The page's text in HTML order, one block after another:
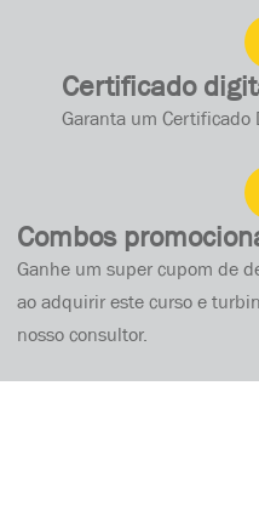
Certificado
Garanta um Certificado
Combos
Ganhe um super cupom de
ao adquirir este curso e
nosso consultor.